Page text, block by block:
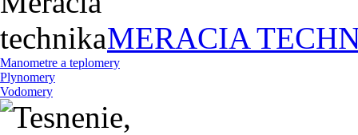
MERACIA
Manometre a teplomery
Plynomery
Vodomery